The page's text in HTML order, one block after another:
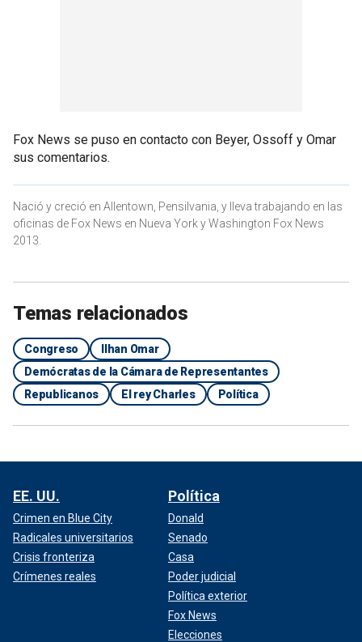
Fox News se puso en contacto con Beyer, Ossoff y Omar
sus comentarios.
Nació y creció en Allentown, Pensilvania, y lleva trabajando en las
oficinas de Fox News en Nueva York y Washington Fox News
2013.
Temas relacionados
Congreso
Ilhan Omar
Demócratas de la Cámara de Representantes
Republicanos
El rey Charles Política
EE. UU.
Crimen en Blue City
Radicales universitarios
Crisis fronteriza
Crímenes reales
Política
Donald
Senado
Casa
Poder judicial
Política exterior
Fox News
Elecciones